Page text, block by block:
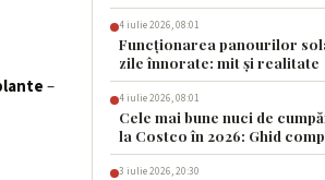
–
4 iulie 2026, 08:01
Funcționarea panourilor
zile înnorate: mit și realitate
4 iulie 2026, 08:01
Cele mai bune nuci de
la Costco în 2026: Ghid
3 iulie 2026, 20:30